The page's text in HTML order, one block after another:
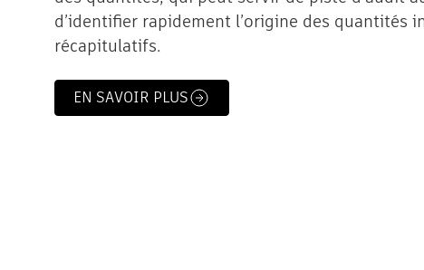
d’identifier rapidement l’origine des quantités
récapitulatifs.
EN SAVOIR PLUS